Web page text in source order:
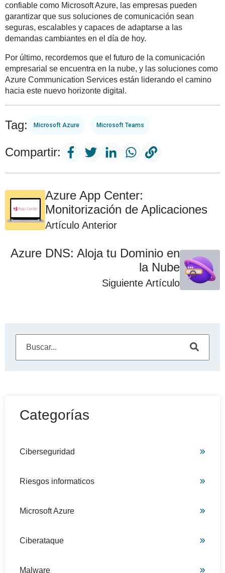
confiable como Microsoft Azure, las empresas pueden
garantizar que sus soluciones de comunicación sean
seguras, escalables y capaces de adaptarse a las
demandas cambiantes en el día de hoy.
Por último, recordemos que el futuro de la comunicación
empresarial se encuentra en la nube, y las soluciones como
Azure Communication Services están liderando el camino
hacia este nuevo horizonte digital.
Tag: Microsoft Azure Microsoft Teams
Compartir:
Azure App Center:
Monitorización de Aplicaciones
Artículo Anterior
Azure DNS: Aloja tu Dominio en
la Nube
Siguiente Artículo
Categorías
Ciberseguridad
Riesgos informaticos
Microsoft Azure
Ciberataque
Malware